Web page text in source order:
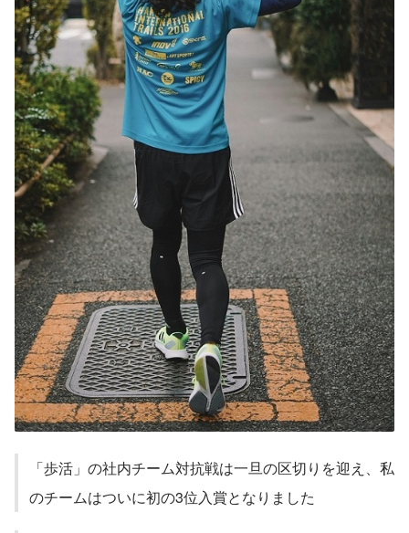
「歩活」の社内チーム対抗戦は一旦の区切りを迎え、私
のチームはついに初の3位入賞となりました